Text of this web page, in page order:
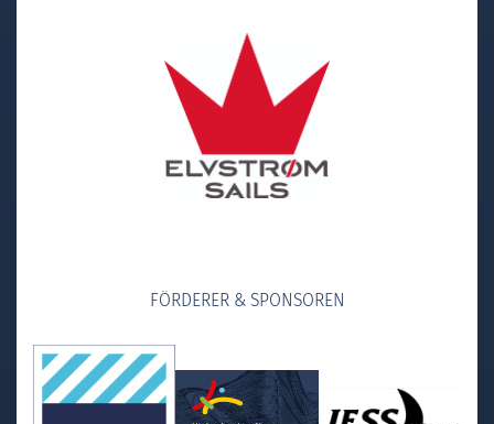
FÖRDERER & SPONSOREN